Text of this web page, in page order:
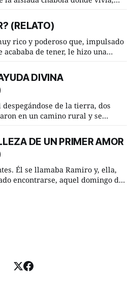
Cierta noche,
caminaba él hacía su mísera
a llover
(RELATO)
rico y poderoso que, impulsado
de tener, le hizo una
es el amor según tú? Su
y astuto le respondió de
DIVINA
de la tierra, dos
en un camino rural y se
uno. —Eso acabo de
maíz tuyo? --se interesó el otro.
DE UN PRIMER AMOR
Él se llamaba Ramiro y, ella,
encontrarse, aquel domingo de
nombre a la pronunciada